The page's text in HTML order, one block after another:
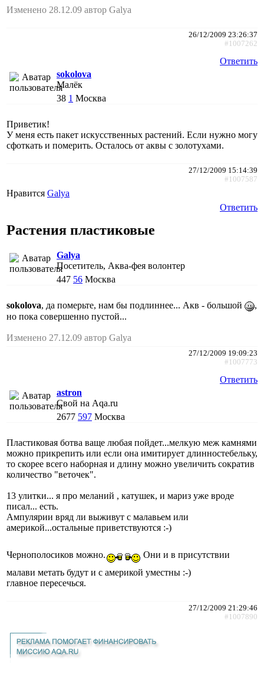
Изменено 28.12.09 автор Galya
26/12/2009 23:26:37
#1007262
Ответить
sokolova
Малёк
38 1 Москва
Приветик!
У меня есть пакет искусственных растений. Если нужно могу
сфоткать и померить. Осталось от аквы с золотухами.
27/12/2009 15:14:39
#1007587
Нравится Galya
Ответить
Растения пластиковые
Galya
Посетитель, Аква-фея волонтер
447 56 Москва
sokolova, да померьте, нам бы подлиннее... Акв - большой
,
но пока совершенно пустой...
Изменено 27.12.09 автор Galya
27/12/2009 19:09:23
#1007773
Ответить
astron
Свой на Aqa.ru
2677 597 Москва
Пластиковая ботва ваще любая пойдет...мелкую меж камнями
можно прикрепить или если она имитирует длинностебельку,
то скорее всего наборная и длину можно увеличить сократив
количество "веточек".
13 улитки... я про меланий , катушек, и мариз уже вроде
писал... есть.
Ампулярии вряд ли выживут с малавьем или
америкой...остальные приветствуются :-)
Чернополосиков можно.
Они и в присутствии
малави метать будут и с америкой уместны :-)
главное пересечься.
27/12/2009 21:29:46
#1007890